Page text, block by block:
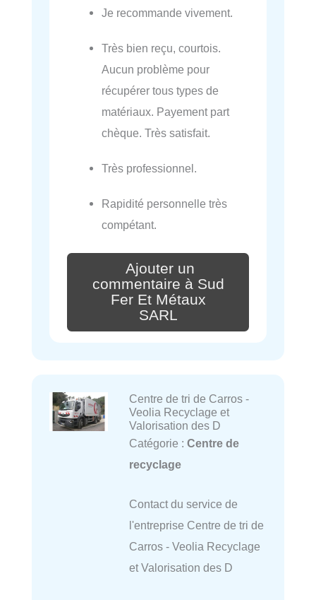
Je recommande vivement.
Très bien reçu, courtois.
Aucun problème pour
récupérer tous types de
matériaux. Payement part
chèque. Très satisfait.
Très professionnel.
Rapidité personnelle très
compétant.
Ajouter un
commentaire à Sud
Fer Et Métaux
SARL
Centre de tri de Carros -
Veolia Recyclage et
Valorisation des D
Catégorie : Centre de
recyclage
Contact du service de
l'entreprise Centre de tri de
Carros - Veolia Recyclage
et Valorisation des D